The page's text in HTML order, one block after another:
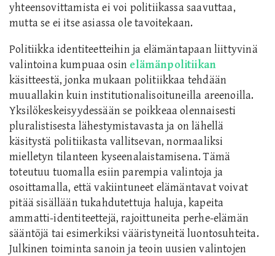
yhteensovittamista ei voi politiikassa saavuttaa,
mutta se ei itse asiassa ole tavoitekaan.
Politiikka identiteetteihin ja elämäntapaan liittyvinä
valintoina kumpuaa osin elämänpolitiikan
käsitteestä, jonka mukaan politiikkaa tehdään
muuallakin kuin institutionalisoituneilla areenoilla.
Yksilökeskeisyydessään se poikkeaa olennaisesti
pluralistisesta lähestymistavasta ja on lähellä
käsitystä politiikasta vallitsevan, normaaliksi
mielletyn tilanteen kyseenalaistamisena. Tämä
toteutuu tuomalla esiin parempia valintoja ja
osoittamalla, että vakiintuneet elämäntavat voivat
pitää sisällään tukahdutettuja haluja, kapeita
ammatti-identiteettejä, rajoittuneita perhe-elämän
sääntöjä tai esimerkiksi vääristyneitä luontosuhteita.
Julkinen toiminta sanoin ja teoin uusien valintojen